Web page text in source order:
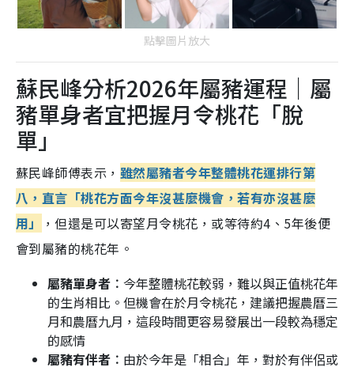
點擊圖片放大
蘇民峰分析2026年屬豬運程｜屬
豬單身者宜把握月令桃花「脫
單」
蘇民峰師傅表示， 雖然屬豬者今年整體桃花運排行第
八，直言「桃花方面今年沒甚麼機會，若有亦沒甚麼
用」
，但還是可以寄望月令桃花，或等待約4、5年後便
會到屬豬的桃花年。
屬豬單身者︰ 今年整體桃花較弱，難以與正值桃花年
的生肖相比。但機會在於月令桃花，建議把握農曆三
月和農曆九月，這段時間更容易發展出一段較為穩定
的感情
屬豬有伴者︰ 由於今年是「相合」年，對於有伴侶或